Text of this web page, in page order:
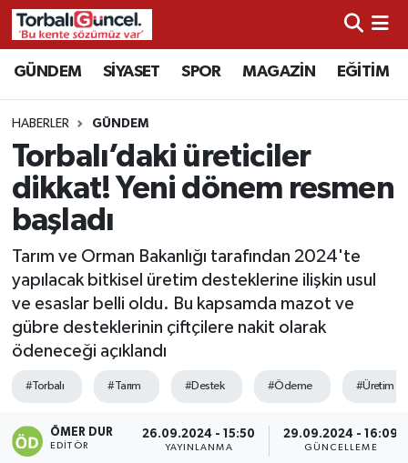
GÜNDEM SİYASET SPOR MAGAZİN EĞİTİM
HABERLER GÜNDEM
Torbalı’daki üreticiler
dikkat! Yeni dönem resmen
başladı
Tarım ve Orman Bakanlığı tarafından 2024'te
yapılacak bitkisel üretim desteklerine ilişkin usul
ve esaslar belli oldu. Bu kapsamda mazot ve
gübre desteklerinin çiftçilere nakit olarak
ödeneceği açıklandı
#Torbalı #Tarım #Destek #Ödeme #Üretim
ÖMER DUR
EDITÖR
26.09.2024 - 15:50
YAYINLANMA
29.09.2024 - 16:09
GÜNCELLEME
İzmir Nöbetçi Eczaneler
İzmir Hava Durumu
İzmir Namaz Vakitleri
İzmir Trafik Yoğunluk Haritası
Süper Lig Puan Durumu ve Fikstür
Tüm Manşetler
Son Dakika Haberleri
Haber Arşivi